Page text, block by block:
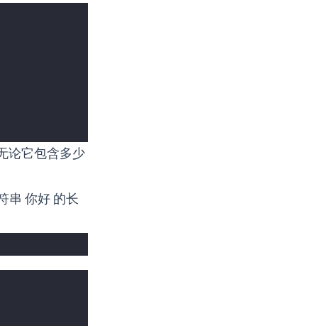
论它包含多少
串 你好 的长